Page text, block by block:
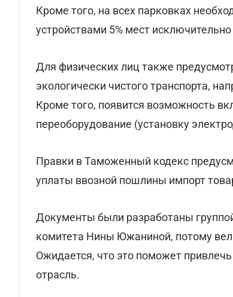
Кроме того, на всех парковках
устройствами 5% мест
Для физических лиц также
экологически чистого транспорта,
Кроме того, появится возможность
переоборудование (установку
Правки в Таможенный кодекс
уплаты ввозной пошлины импорт
Документы были разработаны
комитета Нины Южаниной, потому
Ожидается, что это поможет
отрасль.